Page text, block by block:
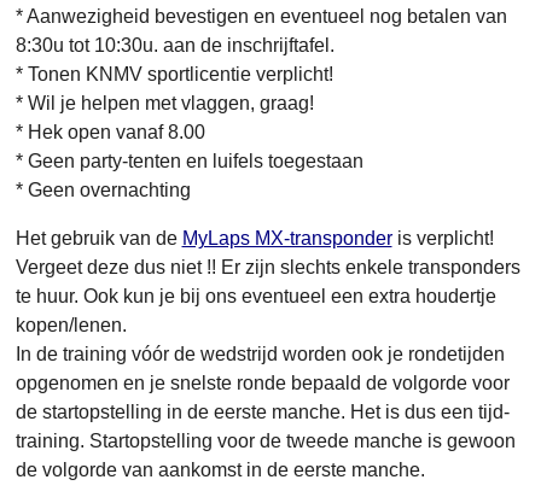
* Aanwezigheid bevestigen en eventueel nog betalen van
8:30u tot 10:30u. aan de inschrijftafel.
* Tonen KNMV sportlicentie verplicht!
* Wil je helpen met vlaggen, graag!
* Hek open vanaf 8.00
* Geen party-tenten en luifels toegestaan
* Geen overnachting
Het gebruik van de MyLaps MX-transponder is verplicht!
Vergeet deze dus niet !! Er zijn slechts enkele transponders
te huur. Ook kun je bij ons eventueel een extra houdertje
kopen/lenen.
In de training vóór de wedstrijd worden ook je rondetijden
opgenomen en je snelste ronde bepaald de volgorde voor
de startopstelling in de eerste manche. Het is dus een tijd-
training. Startopstelling voor de tweede manche is gewoon
de volgorde van aankomst in de eerste manche.